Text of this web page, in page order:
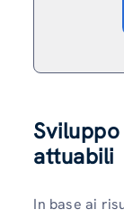
attuabili
In base ai